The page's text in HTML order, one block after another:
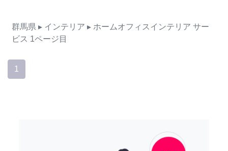
群馬県 ▸ インテリア ▸ ホームオフィスインテリア サー
ビス 1ページ目
1